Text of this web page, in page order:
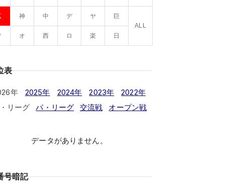
神 中 デ ヤ
巨
ALL
オ 西 ロ 楽 日
表
年 2025年 2024年 2023年
2022年
リーグ
パ・リーグ 交流戦 オープン戦
データがありません。
号暗記